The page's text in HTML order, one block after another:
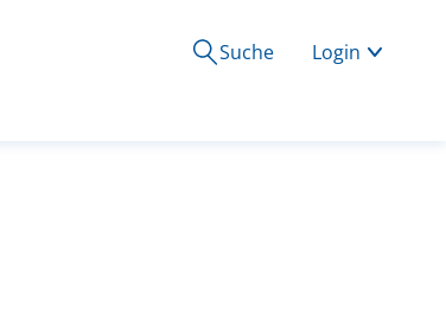
Suche
Login